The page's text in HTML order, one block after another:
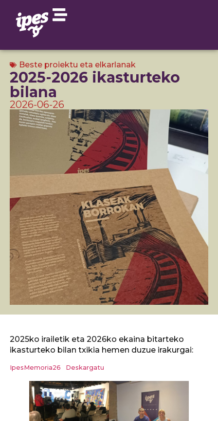
Beste proiektu eta elkarlanak
2025-2026 ikasturteko
bilana
2026-06-26
2025ko irailetik eta 2026ko ekaina bitarteko
ikasturteko bilan txikia hemen duzue irakurgai:
IpesMemoria26 Deskargatu